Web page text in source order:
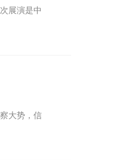
大势，信